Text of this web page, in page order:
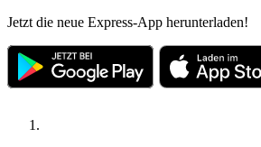
Jetzt die neue Express-App herunterladen!